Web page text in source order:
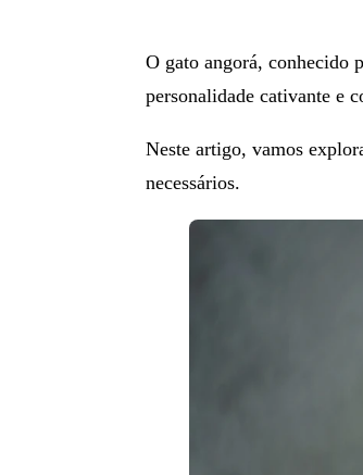
O gato angorá, conhecido
personalidade cativante e
Neste artigo, vamos
necessários.